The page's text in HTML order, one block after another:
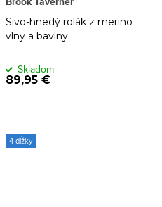
Sivo-hnedý rolák z merino
vlny a bavlny
89,95 €
Skladom
4 dĺžky